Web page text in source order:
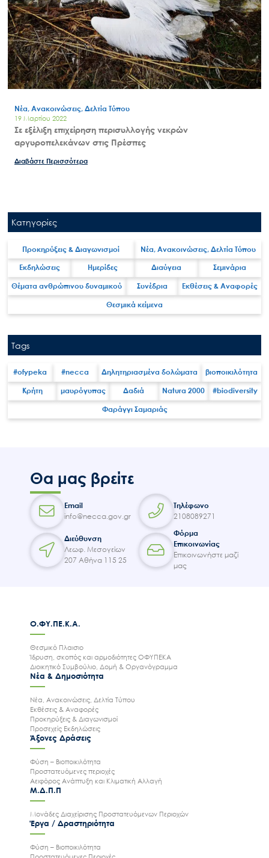
Ο.ΦΥ.ΠΕ.Κ.Α.
Νέα – Δημοσιότητα
Άξονες δράσης
Μ.Δ.Π.Π.
Επικοινωνία
Νέα, Ανακοινώσεις, Δελτία Τύπου
19 Μαρτίου 2022
Σε εξέλιξη επιχείρηση περισυλλογής νεκρών
αργυροπελεκάνων στις Πρέσπες
Διαβάστε Περισσότερα
Κατηγορίες
Προκηρύξεις & Διαγωνισμοί Νέα, Ανακοινώσεις, Δελτία Τύπου
Εκδηλώσεις Ημερίδες Διαύγεια Σεμινάρια
Θέματα ανθρώπινου δυναμικού Συνέδρια Εκθέσεις & Αναφορές
Θεσμικά κείμενα
Tags
#ofypeka #necca Δηλητηριασμένα δολώματα βιοποικιλότητα
Κρήτη μαυρόγυπας Δαδιά Natura 2000 #biodiversity
Φαράγγι Σαμαριάς
Θα μας βρείτε
Email
info@necca.gov.gr
Τηλέφωνο
2108089271
Διεύθυνση
Λεωφ. Μεσογείων
207 Αθήνα 115 25
Φόρμα
Επικοινωνίας
Επικοινωνήστε μαζί
μας
Ο.ΦΥ.ΠΕ.Κ.Α.
Θεσμικό Πλαισιο
Ίδρυση, σκοπός και αρμοδιότητες ΟΦΥΠΕΚΑ
Διοικητικό Συμβούλιο, Δομή & Οργανόγραμμα
Νέα & Δημοσιότητα
Νέα, Ανακοινώσεις, Δελτία Τύπου
Εκθέσεις & Αναφορές
Προκηρύξεις & Διαγωνισμοί
Προσεχείς Εκδηλώσεις
Άξονες Δράσεις
Φύση – Βιοποικιλότητα
Προστατευόμενες περιοχές
Αειφόρος Ανάπτυξη και Κλιματική Αλλαγή
Μ.Δ.Π.Π
Μονάδες Διαχείρισης Προστατευόμενων Περιοχών
Έργα / Δραστηριότητα
Φύση – Βιοποικιλότητα